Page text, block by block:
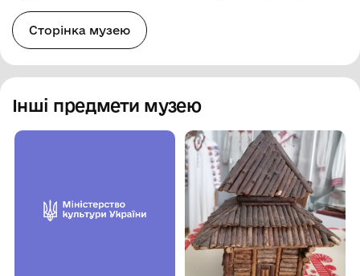
Сторінка музею
Інші предмети музею